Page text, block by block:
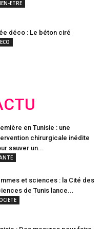
ETRE
déco : Le béton ciré
en Tunisie : une
chirurgicale inédite
sauver un...
et sciences : la Cité des
de Tunis lance...